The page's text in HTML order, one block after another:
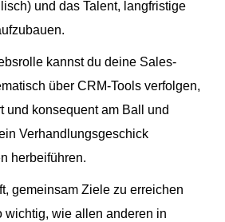
und das Talent, langfristige
kannst du deine Sales-
über CRM-Tools verfolgen,
und konsequent am Ball und
Verhandlungsgeschick
herbeiführen.
gemeinsam Ziele zu erreichen
wichtig, wie allen anderen in